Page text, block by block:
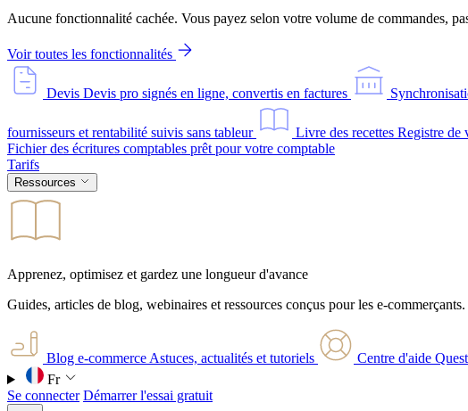
Aucune fonctionnalité cachée. Vous payez selon votre volume de commandes,
Voir toutes les fonctionnalités
Devis Devis pro signés en ligne, convertis en factures
fournisseurs et rentabilité suivis sans tableur Livre des recettes Registre de
Fichier des écritures comptables prêt pour votre comptable
Tarifs
Ressources
Apprenez, optimisez et gardez une longueur d'avance
Guides, articles de blog, webinaires et ressources conçus pour les e-commerçants.
Blog e-commerce Astuces, actualités et tutoriels Centre d'aide
Fr
Se connecter Démarrer l'essai gratuit